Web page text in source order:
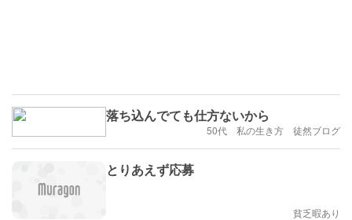
落ち込んでても仕方ないから
50代 私の生き方 徒然ブログ
とりあえず応募
貧乏暇あり